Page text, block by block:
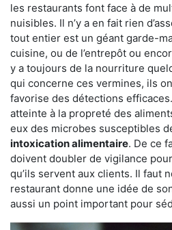
les restaurants font face à de
nuisibles. Il n’y a en fait rien
tout entier est un géant garde-
cuisine, ou de l’entrepôt ou
y a toujours de la nourriture
qui concerne ces vermines, ils
favorise des détections
atteinte à la propreté des
eux des microbes susceptibles
intoxication alimentaire. De ce
doivent doubler de vigilance
qu’ils servent aux clients. Il faut
restaurant donne une idée de
aussi un point important pour